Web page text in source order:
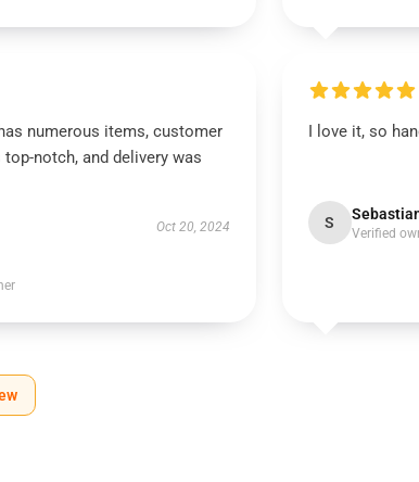
numerous items, customer
notch, and delivery was
Oct 20, 2024
I love it, so
S
Verified